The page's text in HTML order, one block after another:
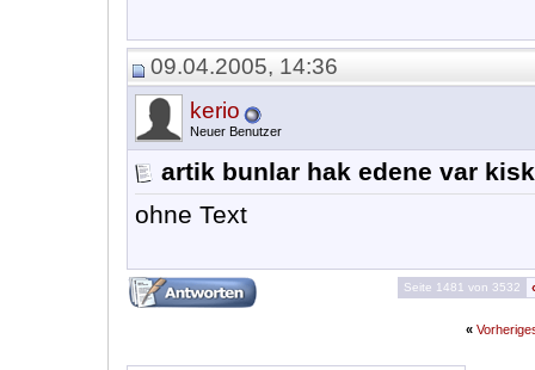
09.04.2005, 14:36
kerio
Neuer Benutzer
artik bunlar hak edene var
ohne Text
Seite 1481 von 3532
«